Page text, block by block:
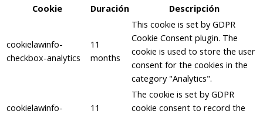
Cookie
Duración Descripción
cookielawinfo-
checkbox-analytics
11
months
This cookie is set by GDPR
Cookie Consent plugin. The
cookie is used to store the user
consent for the cookies in the
category "Analytics".
cookielawinfo-
11
The cookie is set by GDPR
cookie consent to record the